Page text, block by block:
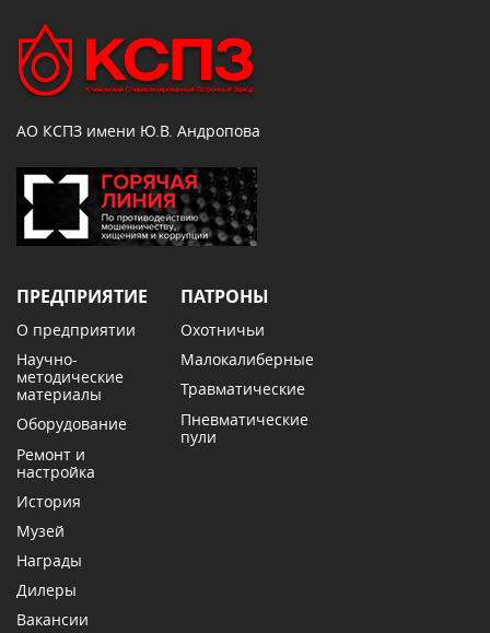
АО КСПЗ имени Ю.В. Андропова
ПРЕДПРИЯТИЕ
О предприятии
Научно-
методические
материалы
Оборудование
Ремонт и
настройка
История
Музей
Награды
Дилеры
Вакансии
ПАТРОНЫ
Охотничьи
Малокалиберные
Травматические
Пневматические
пули